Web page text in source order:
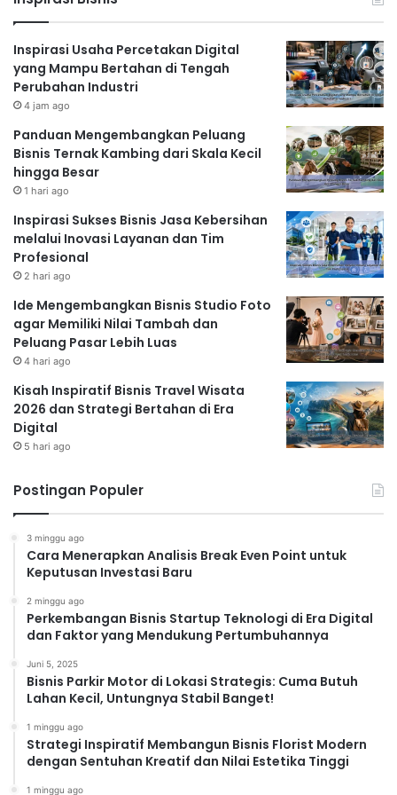
Anda. Bangun audiens yang loyal melalui konten
berkualitas dan engaging di media sosial atau blog.
Manfaatkan berbagai platform affiliate marketing dan
selalu pantau performa kampanye Anda.
Bisnis Online Berbasis Jasa:
Manfaatkan Keahlian dan
Keterampilan Anda
Jika Anda memiliki keahlian atau keterampilan tertentu,
Anda bisa menawarkan jasa secara online. Bisnis ini
minim modal karena Anda hanya membutuhkan
perangkat komputer dan koneksi internet. Beberapa
contoh bisnis berbasis jasa yang menjanjikan:
Desain Grafis dan Web
Keahlian desain grafis dan web sangat dibutuhkan di
logo, desain brosur, desain website, dan lain
sebagainya. Platform online seperti Freelancer dan
Upwork bisa menjadi tempat untuk mencari klien.
Writer)
meningkat. Jika Anda memiliki kemampuan menulis
yang baik, Anda bisa menawarkan jasa penulisan
artikel, blog post, script video, dan lain sebagainya.
Platform online seperti Sribulancer dan KaryaKarsa bisa
menjadi tempat untuk memasarkan jasa Anda.
Social Media Manager
Banyak bisnis membutuhkan bantuan untuk mengelola
mengelola media sosial, Anda bisa menawarkan jasa
pengelolaan akun media sosial, termasuk pembuatan
konten, scheduling posting, dan analisis performa.
Inspirasi Usaha Percetakan Digital
yang Mampu Bertahan di Tengah
Perubahan Industri
4 jam ago
Panduan Mengembangkan Peluang
Bisnis Ternak Kambing dari Skala Kecil
hingga Besar
1 hari ago
Inspirasi Sukses Bisnis Jasa Kebersihan
melalui Inovasi Layanan dan Tim
Profesional
2 hari ago
Ide Mengembangkan Bisnis Studio Foto
agar Memiliki Nilai Tambah dan
Peluang Pasar Lebih Luas
4 hari ago
Kisah Inspiratif Bisnis Travel Wisata
2026 dan Strategi Bertahan di Era
Digital
5 hari ago
Postingan Populer
3 minggu ago
Cara Menerapkan Analisis Break Even Point untuk
Keputusan Investasi Baru
2 minggu ago
Perkembangan Bisnis Startup Teknologi di Era Digital
dan Faktor yang Mendukung Pertumbuhannya
Juni 5, 2025
Bisnis Parkir Motor di Lokasi Strategis: Cuma Butuh
Lahan Kecil, Untungnya Stabil Banget!
1 minggu ago
Strategi Inspiratif Membangun Bisnis Florist Modern
dengan Sentuhan Kreatif dan Nilai Estetika Tinggi
1 minggu ago